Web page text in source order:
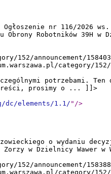
Ogłoszenie nr 116/
Robotników 39H w
152/announcement/158403
category/152/
potrzebami. Ten
treści, prosimy o ... ]]>
elements/1.1/" />
o wydaniu
w Dzielnicy Wawer
152/announcement/158388
category/152/